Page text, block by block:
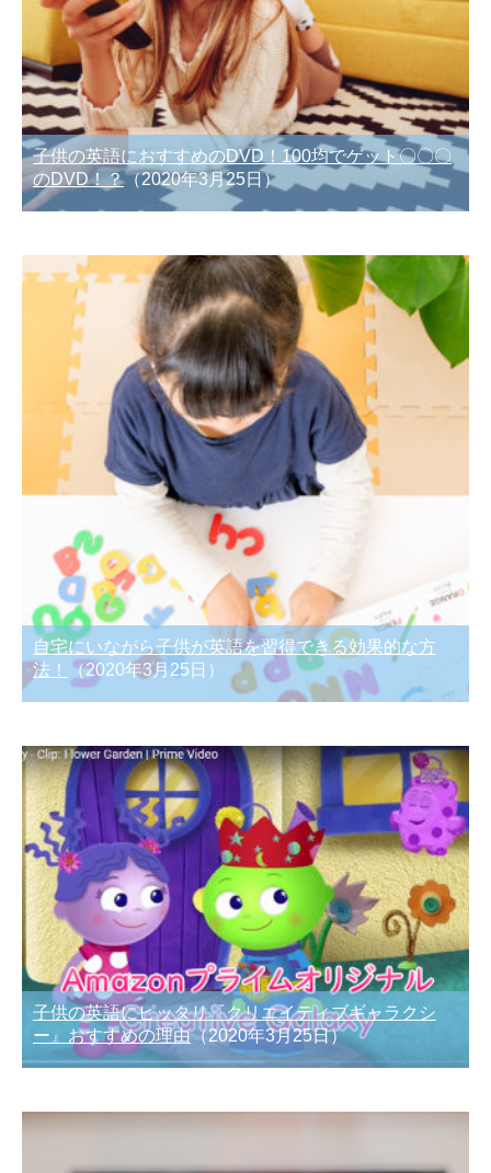
子供の英語におすすめのDVD！100均でゲット〇〇〇
のDVD！？（2020年3月25日）
自宅にいながら子供が英語を習得できる効果的な方
法！
（2020年3月25日）
子供の英語にピッタリ『クリエイティブギャラクシ
ー』おすすめの理由（2020年3月25日）